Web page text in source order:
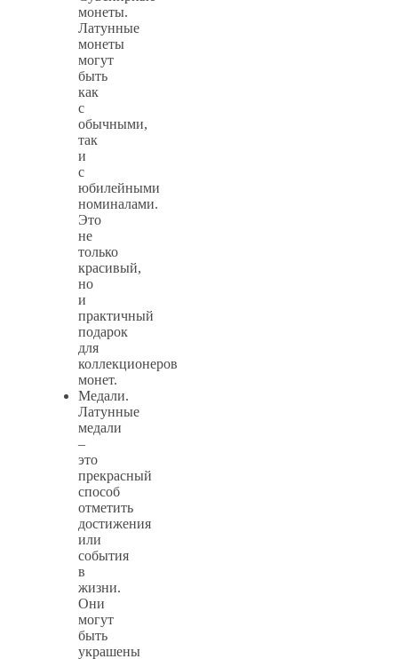
монеты.
Латунные
монеты
могут
быть
как
с
обычными,
так
и
с
юбилейными
номиналами.
Это
не
только
красивый,
но
и
практичный
подарок
для
коллекционеров
монет.
Медали.
Латунные
медали
–
это
прекрасный
способ
отметить
достижения
или
события
в
жизни.
Они
могут
быть
украшены